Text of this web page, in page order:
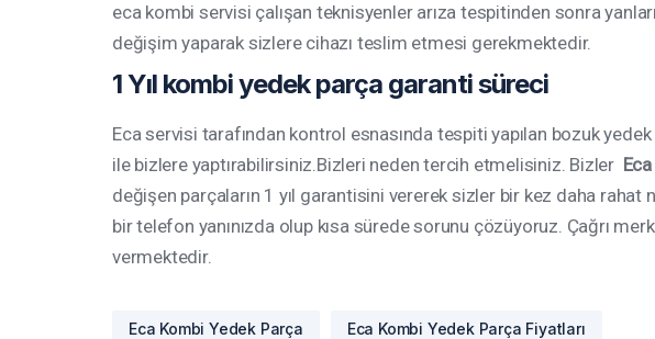
eca kombi servisi çalışan teknisyenler arıza tespitinden sonra
değişim yaparak sizlere cihazı teslim etmesi gerekmektedir.
1 Yıl kombi yedek parça garanti süreci
Eca servisi tarafından kontrol esnasında tespiti yapılan bozuk
ile bizlere yaptırabilirsiniz.Bizleri neden tercih etmelisiniz. Bizler
değişen parçaların 1 yıl garantisini vererek sizler bir kez daha rahat
bir telefon yanınızda olup kısa sürede sorunu çözüyoruz. Çağrı
vermektedir.
Eca Kombi Yedek Parça Eca Kombi Yedek Parça Fiyatları